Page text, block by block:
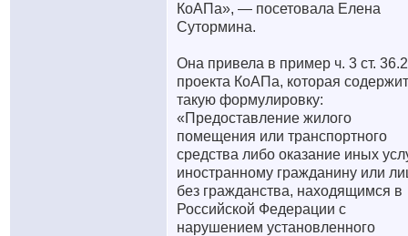
КоАПа», — посетовала Елена
Сутормина.
Она привела в пример ч. 3 ст. 36.2
проекта КоАПа, которая содержит
такую формулировку:
«Предоставление жилого
помещения или транспортного
средства либо оказание иных
иностранному гражданину или
без гражданства, находящимся в
Российской Федерации с
нарушением установленного